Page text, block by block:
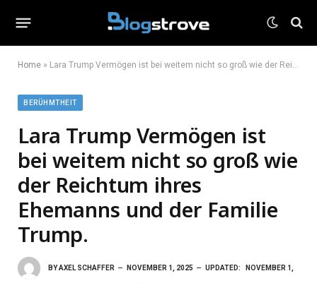
Home » Lara Trump Vermögen ist bei weitem nicht so groß wie der Reichtum ihres Ehemanns und der Familie Trump.
BERÜHMTHEIT
Lara Trump Vermögen ist
bei weitem nicht so groß wie
der Reichtum ihres
Ehemanns und der Familie
Trump.
BYAXEL SCHAFFER NOVEMBER 1, 2025 UPDATED: NOVEMBER 1,